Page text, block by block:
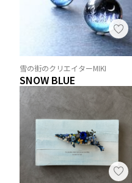
雪の街のクリエイターMIKI
SNOW BLUE